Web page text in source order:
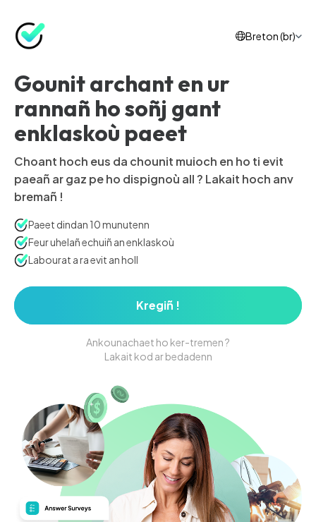
Breton (br)
Gounit archant en ur
rannañ ho soñj gant
enklaskoù paeet
Choant hoch eus da chounit muioch en ho ti evit
paeañ ar gaz pe ho dispignoù all ? Lakait hoch anv
bremañ !
Paeet dindan 10 munutenn
Feur uhelañ echuiñ an enklaskoù
Labourat a ra evit an holl
Kregiñ !
Ankounachaet ho ker-tremen ?
Lakait kod ar bedadenn